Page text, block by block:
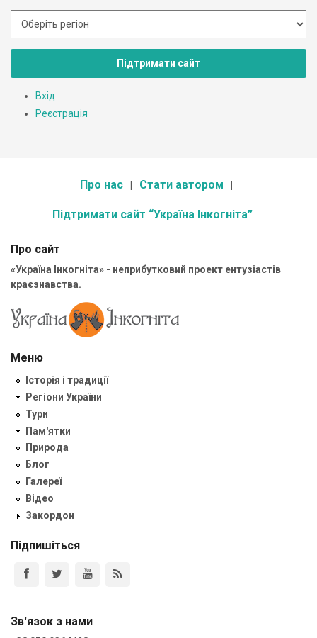
Підтримати сайт
Вхід
Реєстрація
Про нас Стати автором
Підтримати сайт “Україна Інкогніта”
Про сайт
«Україна Інкогніта» - неприбутковий проект ентузіастів
краєзнавства.
Меню
Історія і традиції
Регіони України
Тури
Пам'ятки
Природа
Блог
Галереї
Відео
Закордон
Підпишіться
Зв'язок з нами